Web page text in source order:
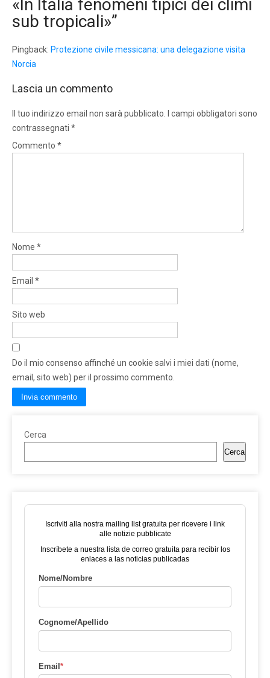
«In Italia fenomeni tipici dei climi
sub tropicali»”
Pingback: Protezione civile messicana: una delegazione visita
Norcia
Lascia un commento
Il tuo indirizzo email non sarà pubblicato.
I campi obbligatori sono
contrassegnati *
Commento *
Nome *
Email *
Sito web
Do il mio consenso affinché un cookie salvi i miei dati (nome,
email, sito web) per il prossimo commento.
Cerca
Cerca
Iscriviti alla nostra mailing list gratuita per ricevere i link
alle notizie pubblicate
Inscríbete a nuestra lista de correo gratuita para recibir los
enlaces a las noticias publicadas
Nome/Nombre
Cognome/Apellido
Email*